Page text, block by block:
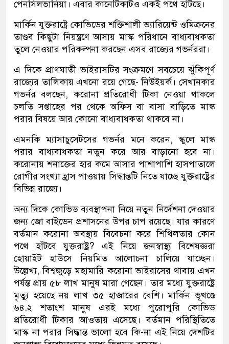
পেনসিলভানিয়া। এবার কানেটিকাটও একই পথে হাঁটছে।
মার্কিন যুক্তরাষ্ট্রে কোভিডের শক্তিশালী ভ্যারিয়েন্ট ওমিক্রনের
তাণ্ডব কিছুটা নিয়ন্ত্রণে আসায় মাস্ক পরিধানে বাধ্যবাধকতা
তুলে নেওয়ার পরিকল্পনা করছেন এসব রাজ্যের গভর্নররা।
এ দিকে প্রাণঘাতী ভাইরাসটির সংক্রমণে সবচেয়ে ঝুঁকিপূর্ণ
রাজ্যের তালিকায় এখনো রয়ে গেছে- নিউইয়র্ক। সেখানকার
গভর্নর বলছেন, করোনা প্রতিরোধী টিকা নেওয়া থাকলে
চলতি সপ্তাহের পর থেকে অফিস বা বাসা বাড়িতে মাস্ক
পরার বিষয়ে আর কোনো বাধ্যবাধকতা থাকবে না।
এমনকি ম্যাসাচুসেটসের গভর্নর মনে করেন, স্কুলে মাস্ক
পরার বাধ্যবাধকতা নতুন করে আর বাড়ানো হবে না।
করোনায় শনাক্তের হার কমে আসার পাশাপাশি হাসপাতালে
রোগীর সংখ্যা হ্রাস পাওয়ায় সিদ্ধান্তটি নিতে যাচ্ছে যুক্তরাষ্ট্রের
বিভিন্ন রাজ্যে।
অন্য দিকে কোভিড ব্যবস্থাপনা নিয়ে নতুন নির্দেশনা দেওয়ার
জন্য জো বাইডেন প্রশাসনের উপর চাপ রয়েছে। যার কারণে
বর্তমান করোনা অবস্থায় বিবেচনা করে শিথিলতার কোন
পথে হাঁটবে যুক্তরাষ্ট্র? এই নিয়ে জনস্বাস্থ্য বিশেষজ্ঞরা
হোয়াইট হাউসে নিয়মিত আলোচনা চালিয়ে যাচ্ছেন।
উল্লেখ্য, বিশ্বজুড়ে মহামারি করোনা ভাইরাসের থাবায় এখন
পর্যন্ত প্রায় ৫৮ লাখ মানুষ মারা গেছেন। তার মধ্যে যুক্তরাষ্ট্রে
মৃত্যু হয়েছে নয় লাখ ৩৫ হাজারের বেশি। মার্কিন ভূখণ্ডে
৬৪.২ শতাংশ মানুষ এরই মধ্যে পুরোপুরি কোভিড
প্রতিরোধী টিকার আওতায় এসেছে। বর্তমান পরিস্থিতিতে
মাস্ক না পরার সিদ্ধান্ত ভালো হবে কি-না এই নিয়ে দেশটির